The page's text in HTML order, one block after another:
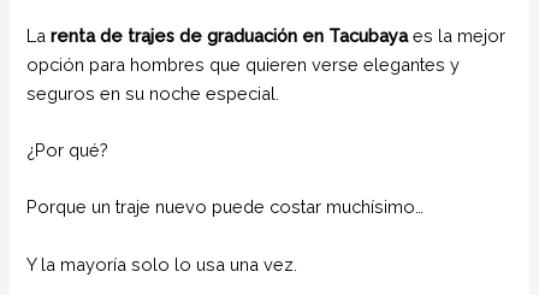
Larenta de trajes de graduación en Tacubayaes la mejor
opción para hombres que quieren verse elegantes y
seguros en su noche especial.
¿Por qué?
Porque un traje nuevo puede costar muchísimo…
Y la mayoría solo lo usa una vez.